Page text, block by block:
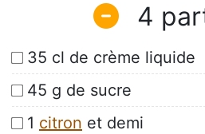
4
35 cl de crème liquide
45 g de sucre
1 citron et demi